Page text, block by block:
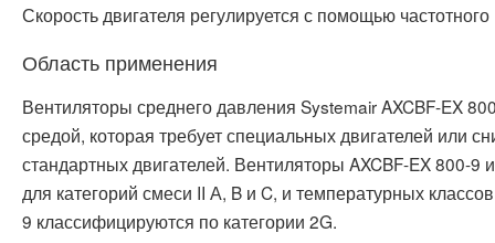
Скорость двигателя регулируется с помощью
Область применения
Вентиляторы среднего давления Systemair AXCBF-EX
средой, которая требует специальных двигателей или
стандартных двигателей. Вентиляторы AXCBF-EX 800-9
для категорий смеси II А, B и C, и температурных
9 классифицируются по категории 2G.